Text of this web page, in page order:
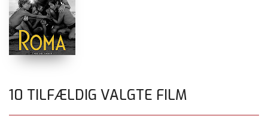
10 TILFÆLDIG VALGTE FILM